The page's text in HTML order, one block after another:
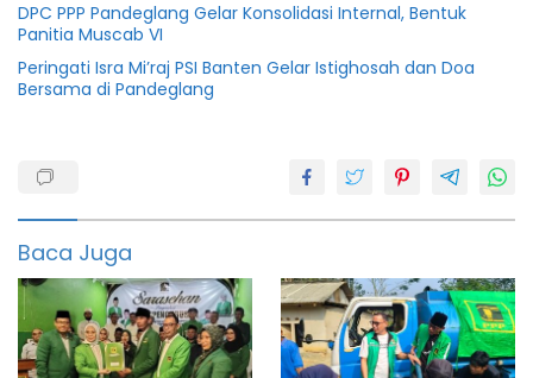
DPC PPP Pandeglang Gelar Konsolidasi Internal, Bentuk
Panitia Muscab VI
Peringati Isra Mi’raj PSI Banten Gelar Istighosah dan Doa
Bersama di Pandeglang
calon
bupati
Andri
Supriadi
Pandeglang
Pkb
Baca Juga